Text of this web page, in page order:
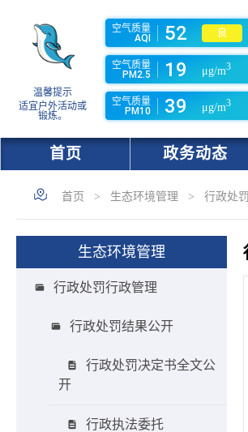
温馨提示
适宜户外活动或
锻炼。
空气质量
AQI
52 良
空气质量
PM2.5
19 μg/m3
空气质量
PM10
39 μg/m3
首页 政务动态
首页 > 生态环境管理 > 行政处
生态环境管理
行政处罚行政管理
行政处罚结果公开
行政处罚决定书全文公
开
行政执法委托